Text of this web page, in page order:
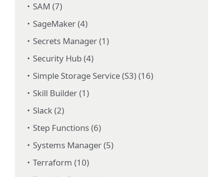
SAM (7)
SageMaker (4)
Secrets Manager (1)
Security Hub (4)
Simple Storage Service (S3) (16)
Skill Builder (1)
Slack (2)
Step Functions (6)
Systems Manager (5)
Terraform (10)